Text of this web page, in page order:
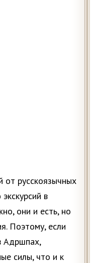
от русскоязычных
в
они и есть, но
Поэтому, если
Адршпах,
силы, что и к